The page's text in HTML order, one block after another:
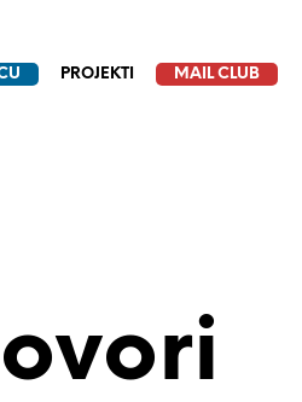
PROJEKTI MAIL CLUB